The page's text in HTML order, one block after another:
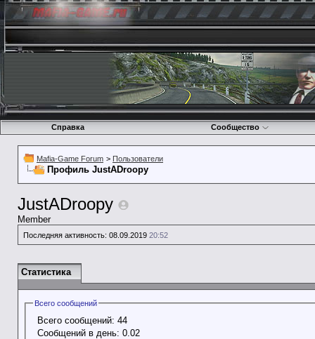
Справка Сообщество
Mafia-Game Forum > Пользователи
Профиль JustADroopy
JustADroopy
Member
Последняя активность: 08.09.2019 20:52
Статистика
Всего сообщений
Всего сообщений: 44
Сообщений в день: 0.02